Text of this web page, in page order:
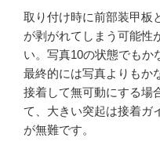
取り付け時に前部装甲板
が剥がれてしまう可能性
い。写真10の状態でもか
最終的には写真よりもか
接着して無可動にする場
て、大きい突起は接着ガ
が無難です。